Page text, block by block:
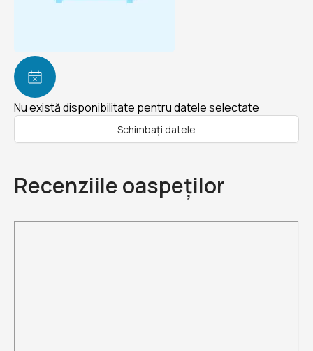
Nu există disponibilitate pentru datele selectate
Schimbați datele
Recenziile oaspeților